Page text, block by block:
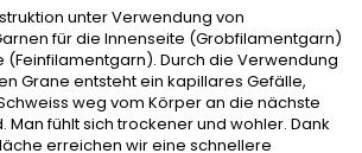
unter Verwendung von
für die Innenseite (Grobfilamentgarn)
(Feinfilamentgarn). Durch die Verwendung
Grane entsteht ein kapillares Gefälle,
weg vom Körper an die nächste
Man fühlt sich trockener und wohler. Dank
erreichen wir eine schnellere